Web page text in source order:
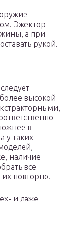
Эжектор
а при
рукой.
высокой
в
у таких
наличие
все
их повторно.
и даже